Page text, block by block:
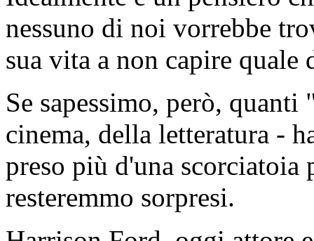
nessuno di noi vorrebbe
sua vita a non capire quale
Se sapessimo, però,
cinema, della letteratura -
preso più d'una
resteremmo sorpresi.